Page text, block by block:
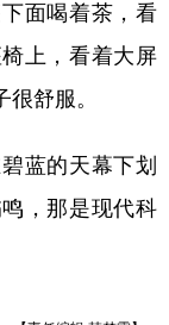
面喝着茶，看
上，看着大屏
舒服。
蓝的天幕下划
，那是现代科